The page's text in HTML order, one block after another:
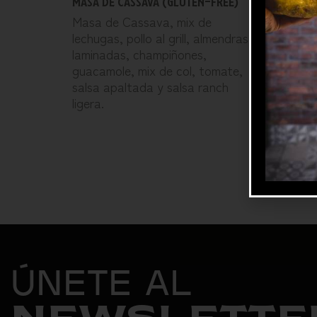
MASA DE CASSAVA (GLUTEN-FREE)
Masa de Cassava, mix de
lechugas, pollo al grill, almendras
laminadas, champiñones,
guacamole, mix de col, tomate,
salsa apaltada y salsa ranch
ligera.
de col,
fideos
ÚNETE AL